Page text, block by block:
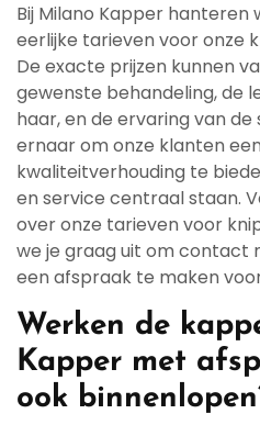
Bij Milano Kapper
eerlijke tarieven voor onze
De exacte prijzen kunnen
gewenste behandeling, de
haar, en de ervaring van
ernaar om onze klanten
kwaliteitverhouding te
en service centraal staan.
over onze tarieven voor
we je graag uit om contact
een afspraak te maken
Werken de
Kapper met
ook